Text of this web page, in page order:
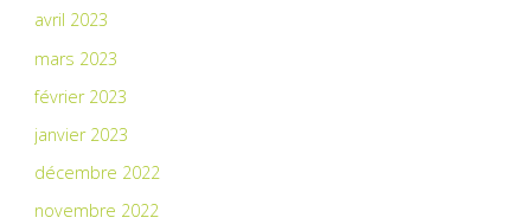
avril 2023
mars 2023
février 2023
janvier 2023
décembre 2022
novembre 2022